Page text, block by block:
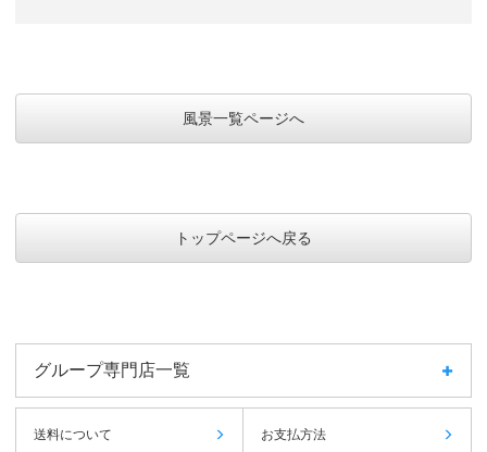
風景一覧ページへ
トップページへ戻る
グループ専門店一覧
送料について お支払方法